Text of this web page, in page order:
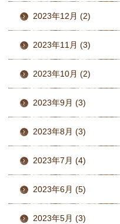
2023年12月 (2)
2023年11月 (3)
2023年10月 (2)
2023年9月 (3)
2023年8月 (3)
2023年7月 (4)
2023年6月 (5)
2023年5月 (3)